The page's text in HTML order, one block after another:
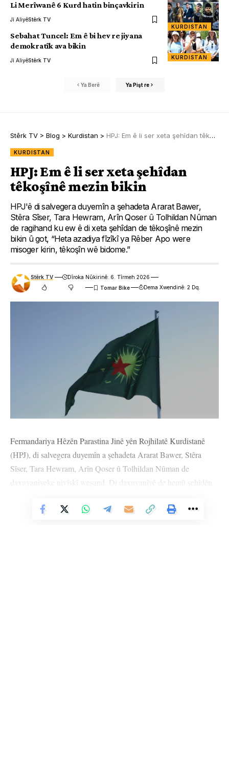
KURDISTAN
Li Merîwanê 6 Kurd hatin binçavkirin
Ji AliyêStêrk TV
KURDISTAN
Sebahat Tuncel: Em ê bi hev re jiyana
demokratîk ava bikin
Ji AliyêStêrk TV
Ya Berê Ya Pişt re
Stêrk TV > Blog > Kurdistan > HPJ: Em ê li ser xeta şehîdan têkoşînê mezin bikin
KURDISTAN
HPJ: Em ê li ser xeta şehîdan
têkoşînê mezin bikin
HPJ'ê di salvegera duyemîn a şehadeta Ararat Bawer,
Stêra Sîser, Tara Hewram, Arîn Qoser û Tolhildan Nûman
de ragihand ku ew ê di xeta şehîdan de têkoşînê mezin
bikin û got, “Heta azadiya fîzîkî ya Rêber Apo were
misoger kirin, têkoşîn wê bidome.”
Stêrk TV
Dîroka Nûkirinê: 6. Tîrmeh 2026
Dema Xwendinê: 2 Dq.
Fermandariya Hêzên Parastina Jinê yên Rojhilatê Kurdistanê
(HPJ), di salvegera duyemîn a şehadeta Ararat Bawer, Stêra
Sîser, Tara Hewram, Arîn Qoser û Tolhildan Nûman de
daxuyaniyeke nivîskî weşand. Di daxuyanîyê de hemû şehîdên
xeta şehîdan têkoşîn were mezin kirin û armancên wan bêne
Vê Nûçeyê Bixwîne